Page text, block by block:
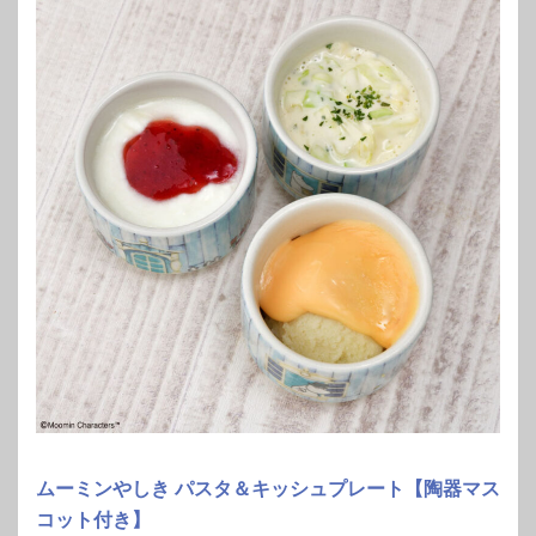
ムーミンやしき パスタ＆キッシュプレート【陶器マス
コット付き】